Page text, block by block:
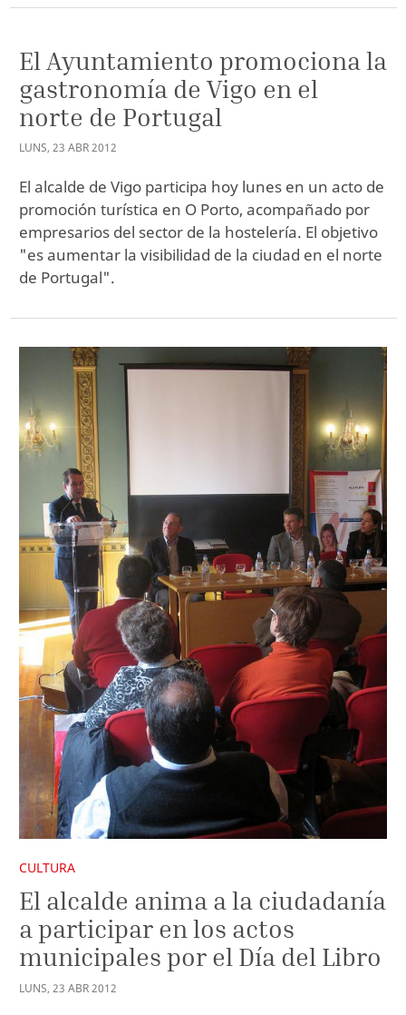
El Ayuntamiento promociona la
gastronomía de Vigo en el
norte de Portugal
LUNS, 23 ABR2012
El alcalde de Vigo participa hoy lunes en un acto de
promoción turística en O Porto, acompañado por
empresarios del sector de la hostelería. El objetivo
"es aumentar la visibilidad de la ciudad en el norte
de Portugal".
CULTURA
El alcalde anima a la ciudadanía
a participar en los actos
municipales por el Día del Libro
LUNS, 23 ABR2012